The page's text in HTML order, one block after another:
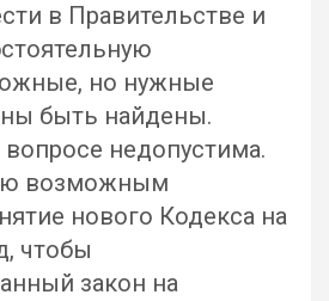
в Правительстве и
но нужные
быть найдены.
недопустима.
возможным
нового Кодекса на
чтобы
закон на